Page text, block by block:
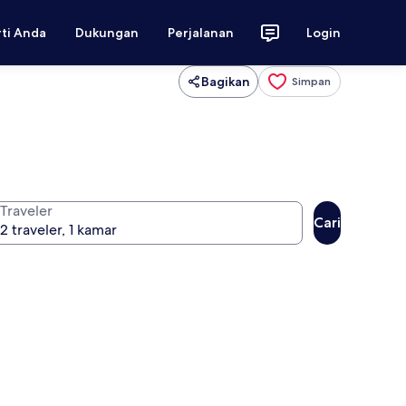
Anda Dukungan Perjalanan Login
Bagikan Simpan
Traveler
Cari